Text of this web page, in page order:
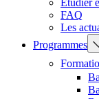
Etudier
FAQ
Les
Programmes